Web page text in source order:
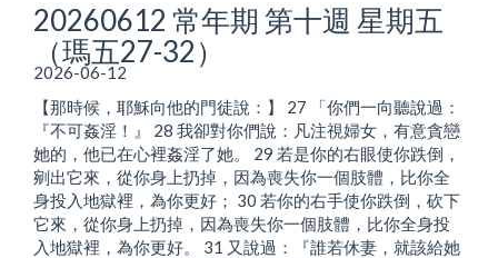
20260612 常年期 第十週 星期五
（瑪五27-32）
2026-06-12
【那時候，耶穌向他的門徒說：】 27 「你們一向聽說過：
『不可姦淫！』 28 我卻對你們說：凡注視婦女，有意貪戀
她的，他已在心裡姦淫了她。 29 若是你的右眼使你跌倒，
剜出它來，從你身上扔掉，因為喪失你一個肢體，比你全
身投入地獄裡，為你更好； 30 若你的右手使你跌倒，砍下
它來，從你身上扔掉，因為喪失你一個肢體，比你全身投
入地獄裡，為你更好。 31 又說過：『誰若休妻，就該給她